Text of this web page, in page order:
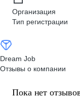
Организация
Тип регистрации
Dream Job
Отзывы о компании
Пока нет